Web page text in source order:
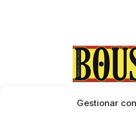
GestionarAviso